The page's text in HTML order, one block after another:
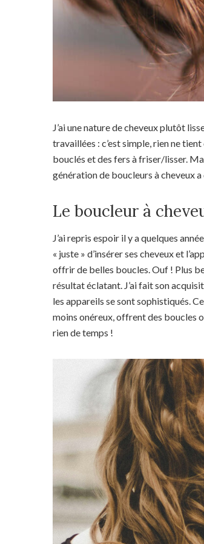
J’ai une nature de cheveux plutôt
travaillées : c’est simple, rien ne
bouclés et des fers à friser/lisser.
génération de boucleurs à cheveux
Le boucleur à
J’ai repris espoir il y a quelques
« juste » d’insérer ses cheveux et
offrir de belles boucles. Ouf ! Plus
résultat éclatant. J’ai fait son
les appareils se sont sophistiqués.
moins onéreux, offrent des boucles
rien de temps !